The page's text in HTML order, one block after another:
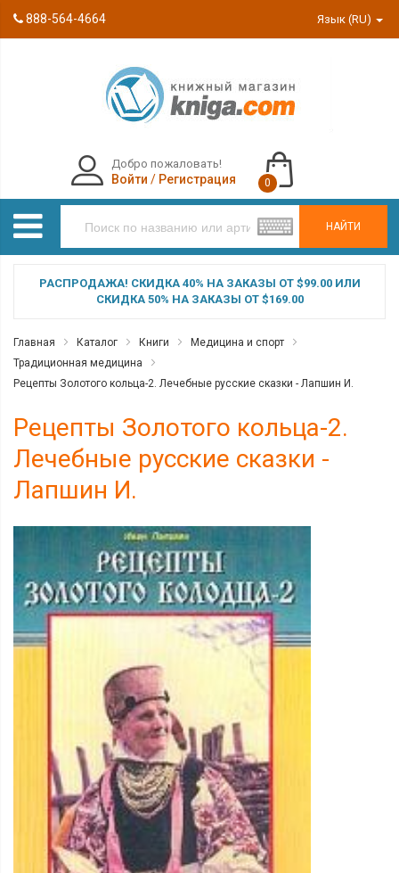
888-564-4664 Язык (RU)
НАЙТИ
Добро пожаловать!
Войти / Регистрация 0
РАСПРОДАЖА! СКИДКА 40% НА ЗАКАЗЫ ОТ $99.00 ИЛИ
СКИДКА 50% НА ЗАКАЗЫ ОТ $169.00
Главная Каталог Книги
Медицина и спорт
Традиционная медицина
Рецепты Золотого кольца-2. Лечебные русские сказки - Лапшин И.
Рецепты Золотого кольца-2.
Лечебные русские сказки -
Лапшин И.